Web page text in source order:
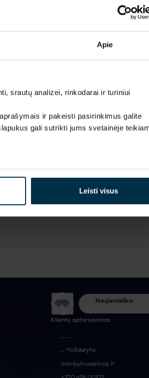
Apie
srautų analizei, rinkodarai ir turiniui
ir pakeisti pasirinkimus galite
gali sutrikti jums svetainėje
Leisti visus
Naujienlaiškis
Klientų aptarnavimas
...
Uždaryta
linenbylinas@linas.lt